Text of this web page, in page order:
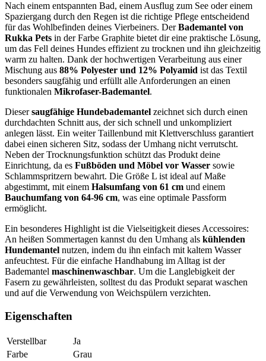
Nach einem entspannten Bad, einem Ausflug zum See oder einem
Spaziergang durch den Regen ist die richtige Pflege entscheidend
für das Wohlbefinden deines Vierbeiners. DerBademantel von
Rukka Pets in der Farbe Graphite bietet dir eine praktische Lösung,
um das Fell deines Hundes effizient zu trocknen und ihn gleichzeitig
warm zu halten. Dank der hochwertigen Verarbeitung aus einer
Mischung aus 88% Polyester und 12% Polyamid ist das Textil
besonders saugfähig und erfüllt alle Anforderungen an einen
funktionalen Mikrofaser-Bademantel.
Diesersaugfähige Hundebademantel zeichnet sich durch einen
durchdachten Schnitt aus, der sich schnell und unkompliziert
anlegen lässt. Ein weiter Taillenbund mit Klettverschluss garantiert
dabei einen sicheren Sitz, sodass der Umhang nicht verrutscht.
Neben der Trocknungsfunktion schützt das Produkt deine
Einrichtung, da es Fußböden und Möbel vor Wasser sowie
Schlammspritzern bewahrt. Die Größe L ist ideal auf Maße
abgestimmt, mit einem Halsumfang von 61 cm und einem
Bauchumfang von 64-96 cm, was eine optimale Passform
ermöglicht.
Ein besonderes Highlight ist die Vielseitigkeit dieses Accessoires:
An heißen Sommertagen kannst du den Umhang als kühlenden
Hundemantel nutzen, indem du ihn einfach mit kaltem Wasser
anfeuchtest. Für die einfache Handhabung im Alltag ist der
Bademantel maschinenwaschbar. Um die Langlebigkeit der
Fasern zu gewährleisten, solltest du das Produkt separat waschen
und auf die Verwendung von Weichspülern verzichten.
Eigenschaften
Verstellbar
Ja
Farbe
Grau